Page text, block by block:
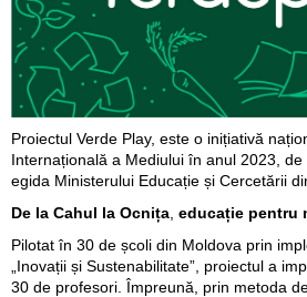
Proiectul Verde Play, este o inițiativă
Internațională a Mediului în anul 2023,
egida Ministerului Educație și Cercetării
De la Cahul la Ocnița educație pentru
Pilotat în 30 de școli din Moldova prin
„Inovații și Sustenabilitate”, proiectul a
30 de profesori. Împreună, prin metoda